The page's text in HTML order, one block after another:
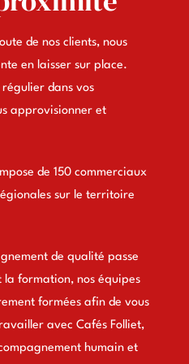
de nos clients, nous
en laisser sur place.
régulier dans vos
approvisionner et
de 150 commerciaux
sur le territoire
de qualité passe
formation, nos équipes
formées afin de vous
avec Cafés Folliet,
humain et